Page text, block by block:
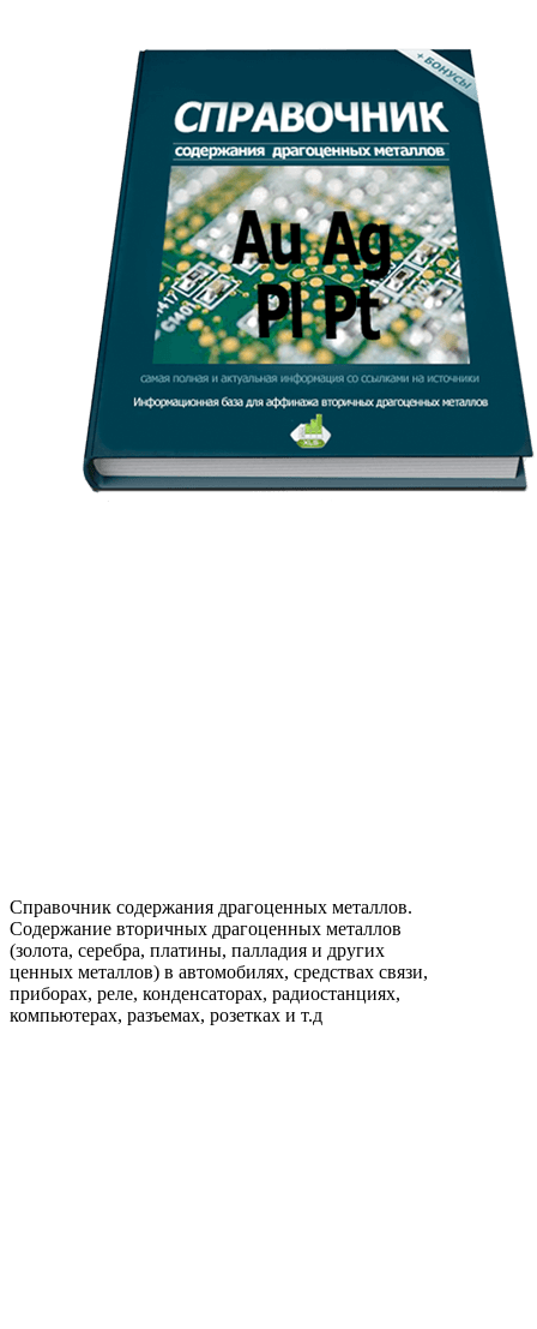
Справочник содержания драгоценных металлов.
Содержание вторичных драгоценных металлов
(золота, серебра, платины, палладия и других
ценных металлов) в автомобилях, средствах связи,
приборах, реле, конденсаторах, радиостанциях,
компьютерах, разъемах, розетках и т.д